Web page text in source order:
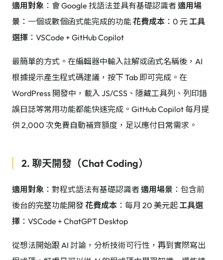
適用對象 ：會 Google 找語法並具有基礎認識者適用場
景 ：一個或數個函式能完成的功能花費成本 ：0 元工具
選擇 ：VSCode + GitHub Copilot
最簡單的方式。在編輯器中輸入註解或函式名稱後，AI
根據提示產生程式碼建議，按下 Tab 即可完成。在
WordPress 開發中，載入 JS/CSS、隱藏工具列、列印錯
誤日誌等常用功能都能快速完成。GitHub Copilot 每月提
供 2,000 次免費自動補齊額度，足以應付日常需求。
2. 聊天開發（Chat Coding）
適用對象 ：對程式語法有基礎認識者適用場景 ：包含前
後台的完整功能開發花費成本 ：每月 20 美元起工具選
擇 ：VSCode + ChatGPT Desktop
從想法開始跟 AI 討論，分析技術可行性，再到實際寫出